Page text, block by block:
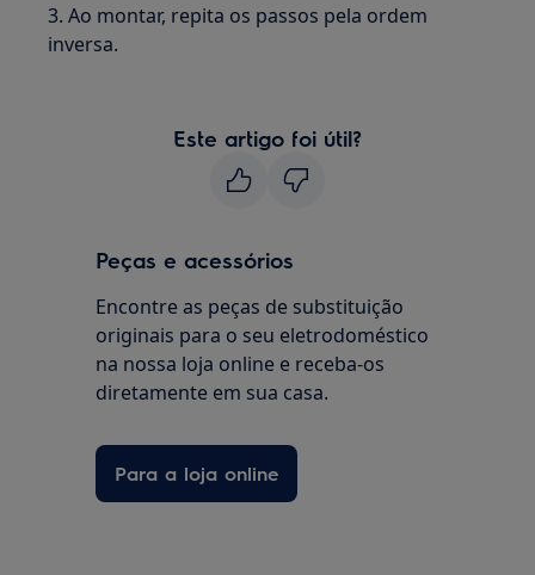
3. Ao montar, repita os passos pela ordem
inversa.
Este artigo foi útil?
Peças e acessórios
Encontre as peças de substituição
originais para o seu eletrodoméstico
na nossa loja online e receba-os
diretamente em sua casa.
Para a loja online